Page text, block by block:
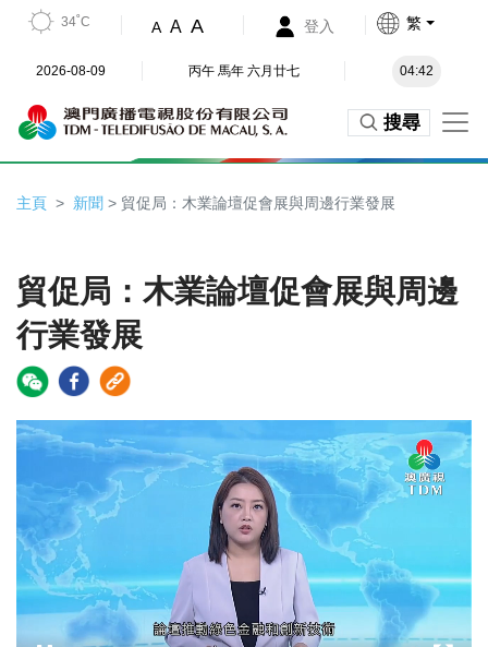
34˚C A A A 登入 繁
2026-08-09 丙午 馬年 六月廿七 04:42
搜尋
主頁 新聞 > 貿促局：木業論壇促會展與周邊行業發展
貿促局：木業論壇促會展與周邊
行業發展
Video